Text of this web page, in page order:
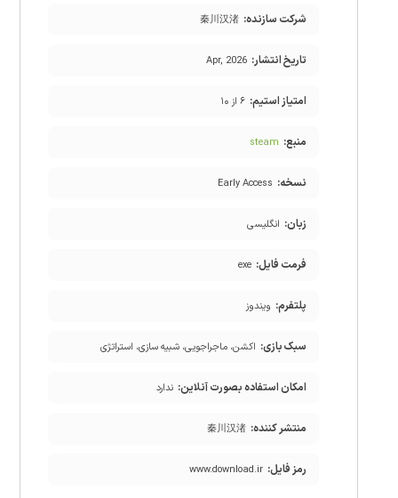
شرکت سازنده: 秦川汉渚
تاریخ انتشار: Apr, 2026
امتیاز استیم: ۶ از ۱۰
منبع: steam
نسخه: Early Access
زبان: انگلیسی
فرمت فایل: exe
پلتفرم: ویندوز
سبک بازی: اکشن، ماجراجویی، شبیه سازی، استراتژی
امکان استفاده بصورت آنلاین: ندارد
منتشر کننده: 秦川汉渚
رمز فایل: www.download.ir